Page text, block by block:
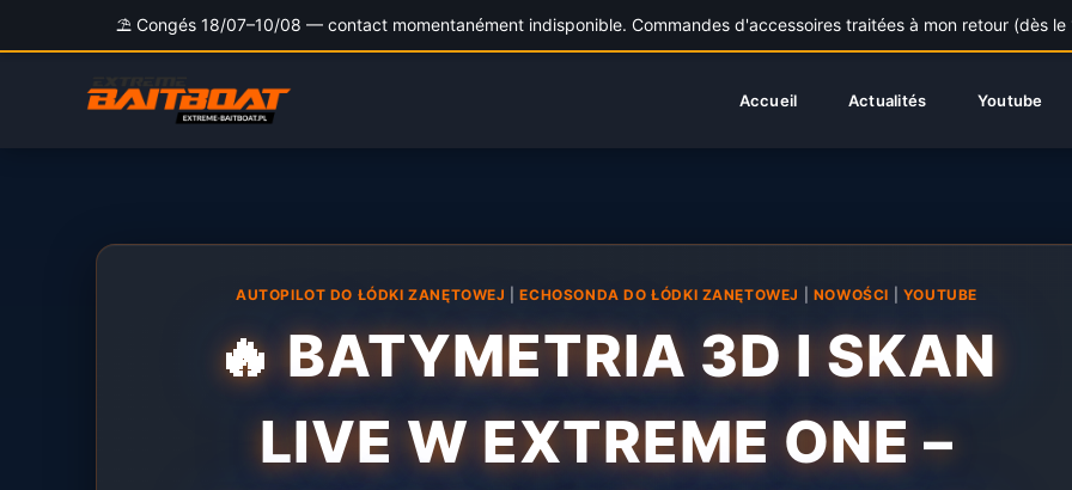
⛱️ Congés 18/07–10/08 — contact momentanément indisponible. Commandes d'accessoires traitées à mon retour (dès
Accueil Actualités Youtube
AUTOPILOT DO ŁÓDKI ZANĘTOWEJ |ECHOSONDA DO ŁÓDKI ZANĘTOWEJ NOWOŚCI YOUTUBE
🔥 BATYMETRIA 3D I SKAN
LIVE W EXTREME ONE –